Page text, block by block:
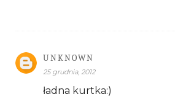
UNKNOWN
25 grudnia, 2012
ładna kurtka:)